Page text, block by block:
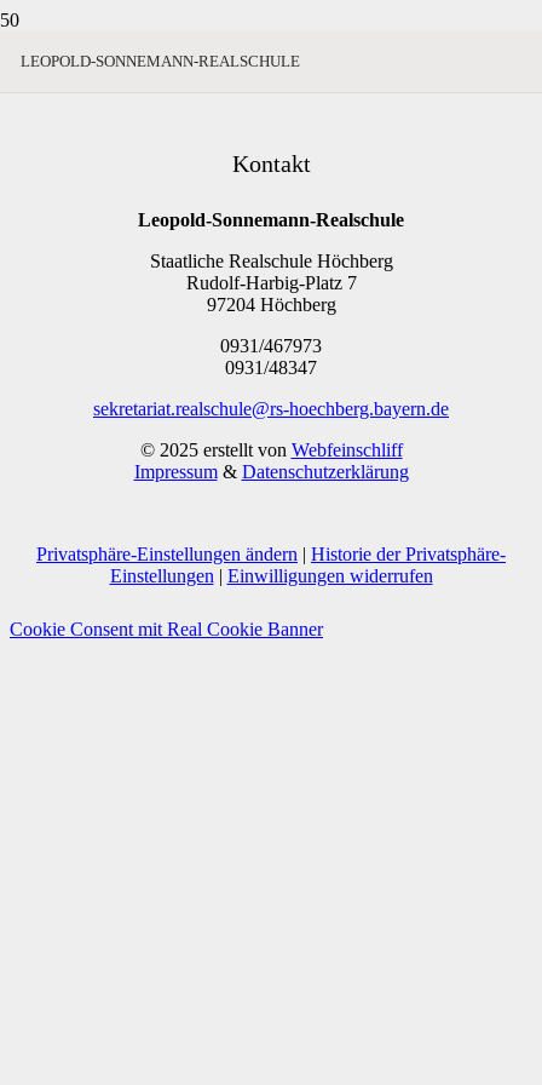
LEOPOLD-SONNEMANN-REALSCHULE
Kontakt
Leopold-Sonnemann-Realschule
Staatliche Realschule Höchberg
Rudolf-Harbig-Platz 7
97204 Höchberg
0931/467973
0931/48347
sekretariat.realschule@rs-hoechberg.bayern.de
© 2025 erstellt von Webfeinschliff
Impressum& Datenschutzerklärung
Privatsphäre-Einstellungen ändern | Historie der Privatsphäre-
Einstellungen | Einwilligungen widerrufen
Cookie Consent mit Real Cookie Banner